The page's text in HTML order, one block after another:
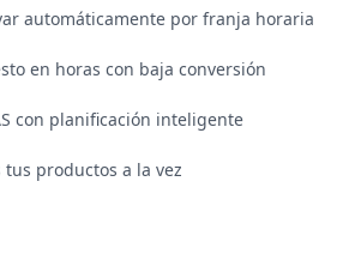
automáticamente por franja horaria
en horas con baja conversión
con planificación inteligente
productos a la vez